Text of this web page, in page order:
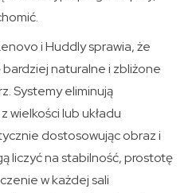
i Huddly sprawia, że
naturalne i zbliżone
Systemy eliminują
wielkości lub układu
dostosowując obraz i
liczyć na stabilność, prostotę
w każdej sali